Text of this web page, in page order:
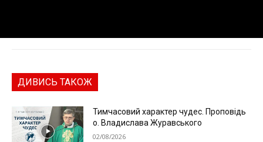
ДИВИСЬ ТАКОЖ
Тимчасовий характер чудес. Проповідь
о. Владислава Журавського
02/08/2026